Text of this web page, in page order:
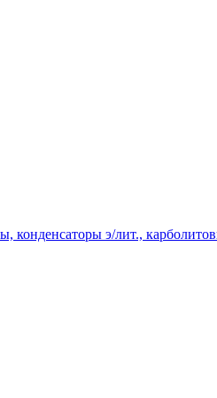
конденсаторы э/лит.,